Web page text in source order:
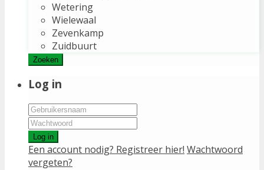
Wetering
Wielewaal
Zevenkamp
Zuidbuurt
Zoeken
Log in
Log in
Een account nodig? Registreer hier! Wachtwoord
vergeten?